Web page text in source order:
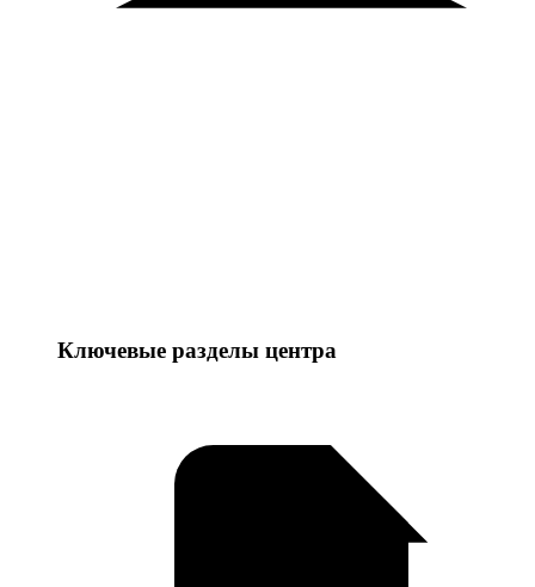
Ключевые разделы центра